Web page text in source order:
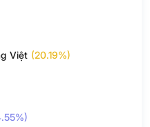
Việt (20.19%)